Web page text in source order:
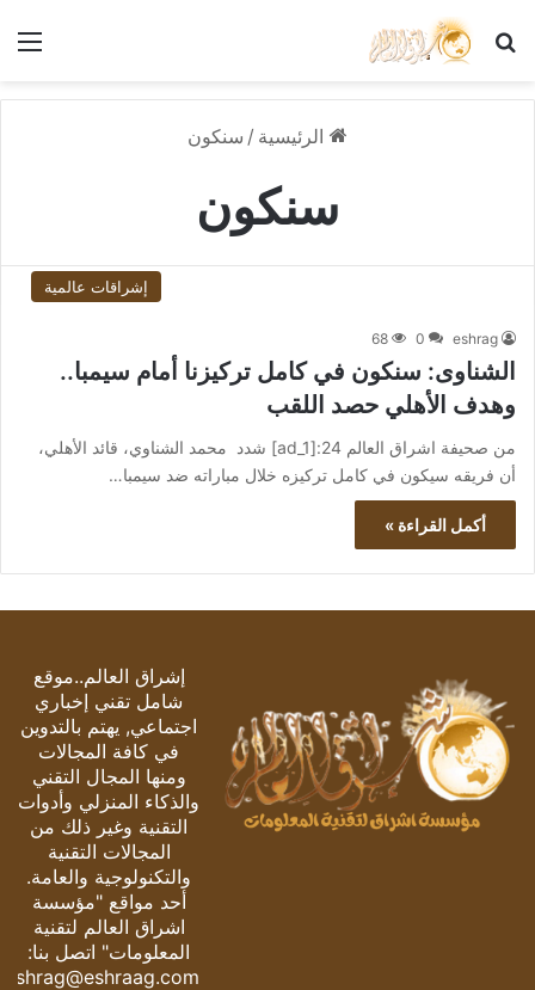
بحث عن
الرئيسية / سنكون
سنكون
إشراقات عالمية
eshrag
0
68
الشناوى: سنكون في كامل تركيزنا أمام سيمبا..
وهدف الأهلي حصد اللقب
من صحيفة اشراق العالم 24:[ad_1] شدد محمد الشناوي، قائد الأهلي،
أن فريقه سيكون في كامل تركيزه خلال مباراته ضد سيمبا…
أكمل القراءة »
إشراق العالم..موقع
شامل تقني إخباري
اجتماعي, يهتم بالتدوين
في كافة المجالات
ومنها المجال التقني
والذكاء المنزلي وأدوات
التقنية وغير ذلك من
المجالات التقنية
والتكنولوجية والعامة.
أحد مواقع "مؤسسة
اشراق العالم لتقنية
المعلومات" اتصل بنا:
eshrag@eshraag.com